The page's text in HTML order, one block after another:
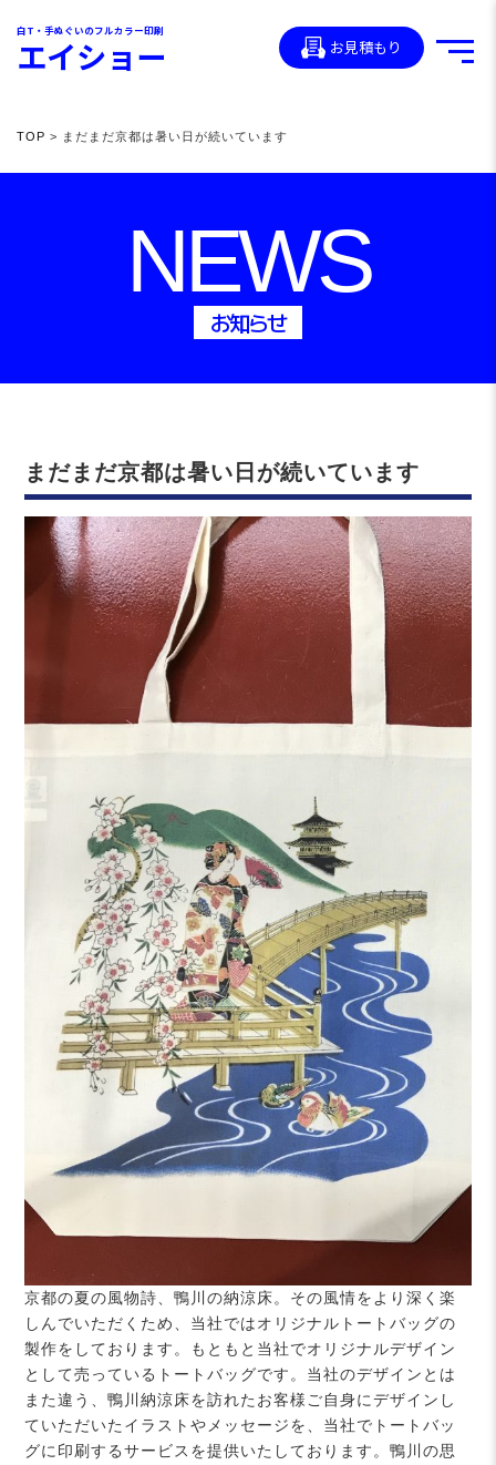
白T・手ぬぐいのフルカラー印刷
エイショー お見積もり
TOP > まだまだ京都は暑い日が続いています
NEWS
お知らせ
まだまだ京都は暑い日が続いています
京都の夏の風物詩、鴨川の納涼床。その風情をより深く楽
しんでいただくため、当社ではオリジナルトートバッグの
製作をしております。もともと当社でオリジナルデザイン
として売っているトートバッグです。当社のデザインとは
また違う、鴨川納涼床を訪れたお客様ご自身にデザインし
ていただいたイラストやメッセージを、当社でトートバッ
グに印刷するサービスを提供いたしております。鴨川の思